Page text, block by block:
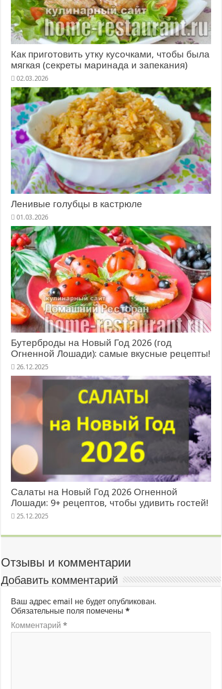
Как приготовить утку кусочками, чтобы была
мягкая (секреты маринада и запекания)
02.03.2026
Ленивые голубцы в кастрюле
01.03.2026
Бутерброды на Новый Год 2026 (год
Огненной Лошади): самые вкусные рецепты!
26.12.2025
Салаты на Новый Год 2026 Огненной
Лошади: 9+ рецептов, чтобы удивить гостей!
25.12.2025
Отзывы и комментарии
Добавить комментарий
Ваш адрес email не будет опубликован.
Обязательные поля помечены*
Комментарий*